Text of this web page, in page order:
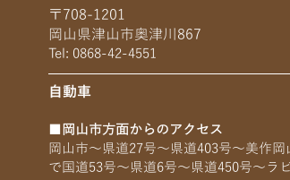
〒708-1201
岡山県津山市奥津川867
Tel: 0868-42-4551
自動車
岡山市方面からのアクセス
岡山市～県道27号～県道403号～美作
で国道53号～県道6号～県道450号～ラ